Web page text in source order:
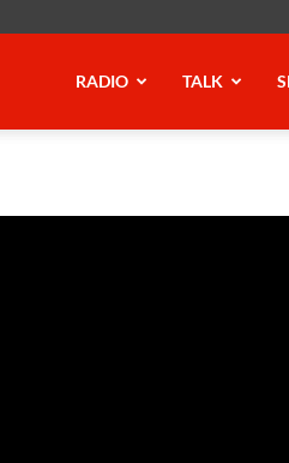
RADIO TALK